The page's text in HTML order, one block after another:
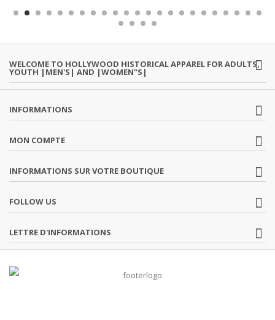
WELCOME TO HOLLYWOOD HISTORICAL APPAREL FOR ADULTS,
YOUTH |MEN'S| AND |WOMEN"S|
INFORMATIONS
MON COMPTE
INFORMATIONS SUR VOTRE BOUTIQUE
FOLLOW US
LETTRE D'INFORMATIONS